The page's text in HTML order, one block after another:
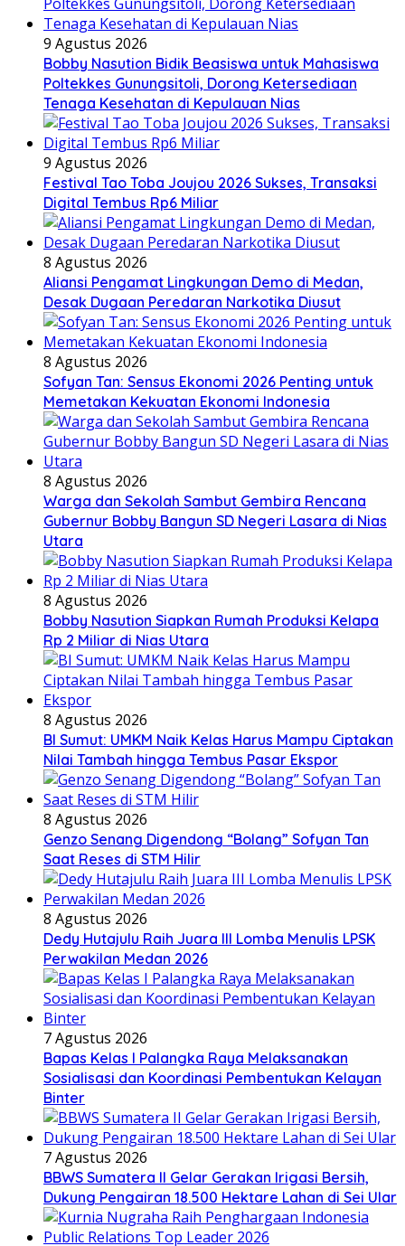
9 Agustus 2026
Bobby Nasution Bidik Beasiswa untuk Mahasiswa
Poltekkes Gunungsitoli, Dorong Ketersediaan
Tenaga Kesehatan di Kepulauan Nias
9 Agustus 2026
Festival Tao Toba Joujou 2026 Sukses, Transaksi
Digital Tembus Rp6 Miliar
8 Agustus 2026
Aliansi Pengamat Lingkungan Demo di Medan,
Desak Dugaan Peredaran Narkotika Diusut
8 Agustus 2026
Sofyan Tan: Sensus Ekonomi 2026 Penting untuk
Memetakan Kekuatan Ekonomi Indonesia
8 Agustus 2026
Warga dan Sekolah Sambut Gembira Rencana
Gubernur Bobby Bangun SD Negeri Lasara di Nias
Utara
8 Agustus 2026
Bobby Nasution Siapkan Rumah Produksi Kelapa
Rp 2 Miliar di Nias Utara
8 Agustus 2026
BI Sumut: UMKM Naik Kelas Harus Mampu Ciptakan
Nilai Tambah hingga Tembus Pasar Ekspor
8 Agustus 2026
Genzo Senang Digendong “Bolang” Sofyan Tan
Saat Reses di STM Hilir
8 Agustus 2026
Dedy Hutajulu Raih Juara III Lomba Menulis LPSK
Perwakilan Medan 2026
7 Agustus 2026
Bapas Kelas I Palangka Raya Melaksanakan
Sosialisasi dan Koordinasi Pembentukan Kelayan
Binter
7 Agustus 2026
BBWS Sumatera II Gelar Gerakan Irigasi Bersih,
Dukung Pengairan 18.500 Hektare Lahan di Sei Ular